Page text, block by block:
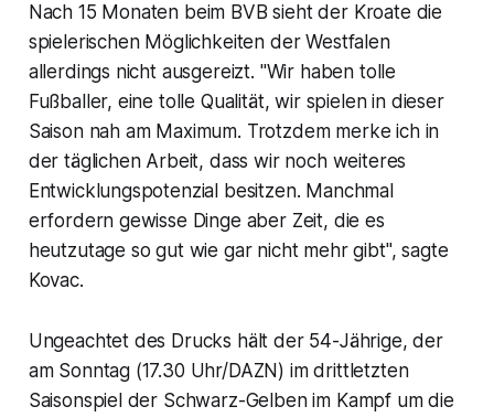
Nach 15 Monaten beim BVB sieht der Kroate die
spielerischen Möglichkeiten der Westfalen
allerdings nicht ausgereizt. "Wir haben tolle
Fußballer, eine tolle Qualität, wir spielen in dieser
Saison nah am Maximum. Trotzdem merke ich in
der täglichen Arbeit, dass wir noch weiteres
Entwicklungspotenzial besitzen. Manchmal
erfordern gewisse Dinge aber Zeit, die es
heutzutage so gut wie gar nicht mehr gibt", sagte
Kovac.
Ungeachtet des Drucks hält der 54-Jährige, der
am Sonntag (17.30 Uhr/DAZN) im drittletzten
Saisonspiel der Schwarz-Gelben im Kampf um die